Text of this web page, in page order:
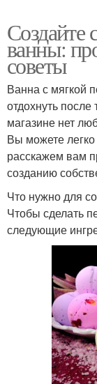
Создайте
ванны:
советы
Ванна с мягкой
отдохнуть
магазине нет
Вы можете
расскажем вам
созданию
Что нужно для
Чтобы сделать
следующие